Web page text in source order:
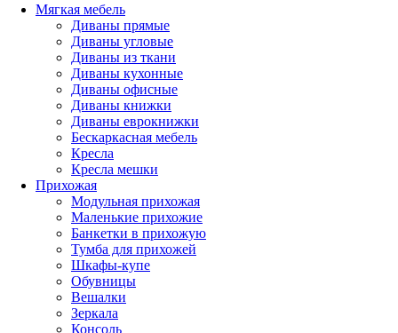
Мягкая мебель
Диваны прямые
Диваны угловые
Диваны из ткани
Диваны кухонные
Диваны офисные
Диваны книжки
Диваны еврокнижки
Бескаркасная мебель
Кресла
Кресла мешки
Прихожая
Модульная прихожая
Маленькие прихожие
Банкетки в прихожую
Тумба для прихожей
Шкафы-купе
Обувницы
Вешалки
Зеркала
Консоль